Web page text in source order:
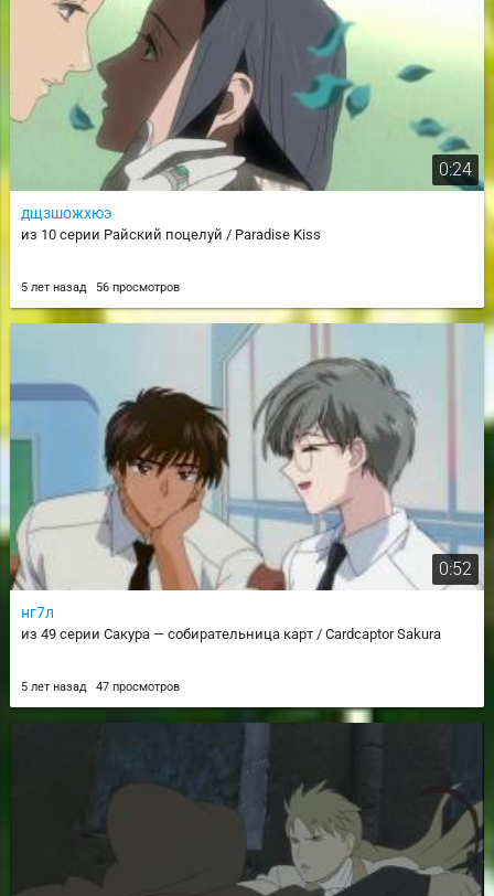
0:24
дщзшожхюэ
из 10 серии Райский поцелуй / Paradise Kiss
5 лет назад 56 просмотров
0:52
нг7л
из 49 серии Сакура — собирательница карт / Cardcaptor Sakura
5 лет назад 47 просмотров